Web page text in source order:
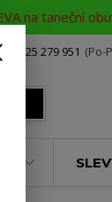
na taneční
725 279 951 (Po-